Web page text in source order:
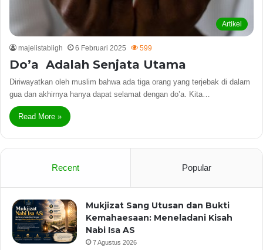
Artikel
majelistabligh 6 Februari 2025 599
Do’a Adalah Senjata Utama
Diriwayatkan oleh muslim bahwa ada tiga orang yang terjebak di dalam
gua dan akhirnya hanya dapat selamat dengan do’a. Kita…
Read More »
Recent Popular
Mukjizat Sang Utusan dan Bukti
Kemahaesaan: Meneladani Kisah
Nabi Isa AS
7 Agustus 2026